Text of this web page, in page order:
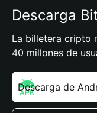
Descarga
La billetera cripto
40 millones de
Descarga de